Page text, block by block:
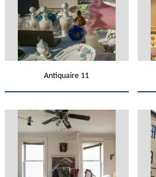
Antiquaire 11